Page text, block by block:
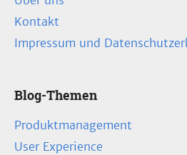
Kontakt
Impressum und
Blog-Themen
Produktmanagement
User Experience